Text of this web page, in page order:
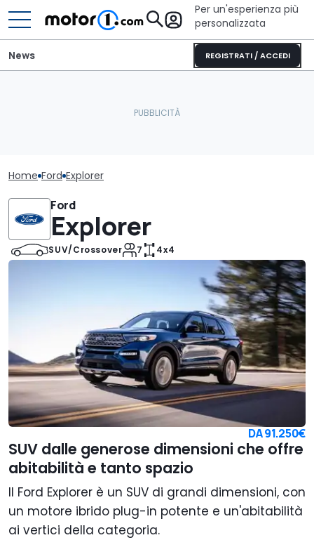
Per un'esperienza più
personalizzata
REGISTRATI / ACCEDI
News
Home Ford Explorer
Ford
Explorer
SUV/Crossover 7 4x4
DA91.250€
SUV dalle generose dimensioni che offre
abitabilità e tanto spazio
Il Ford Explorer è un SUV di grandi dimensioni, con
un motore ibrido plug-in potente e un'abitabilità
ai vertici della categoria.